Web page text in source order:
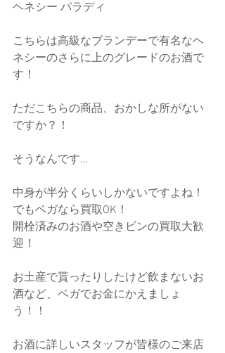
ヘネシー パラディ
こちらは高級なブランデーで有名なヘ
ネシーのさらに上のグレードのお酒で
す！
ただこちらの商品、おかしな所がない
ですか？！
そうなんです…
中身が半分くらいしかないですよね！
でもベガなら買取OK！
開栓済みのお酒や空きビンの買取大歓
迎！
お土産で貰ったりしたけど飲まないお
酒など、ベガでお金にかえましょ
う！！
お酒に詳しいスタッフが皆様のご来店